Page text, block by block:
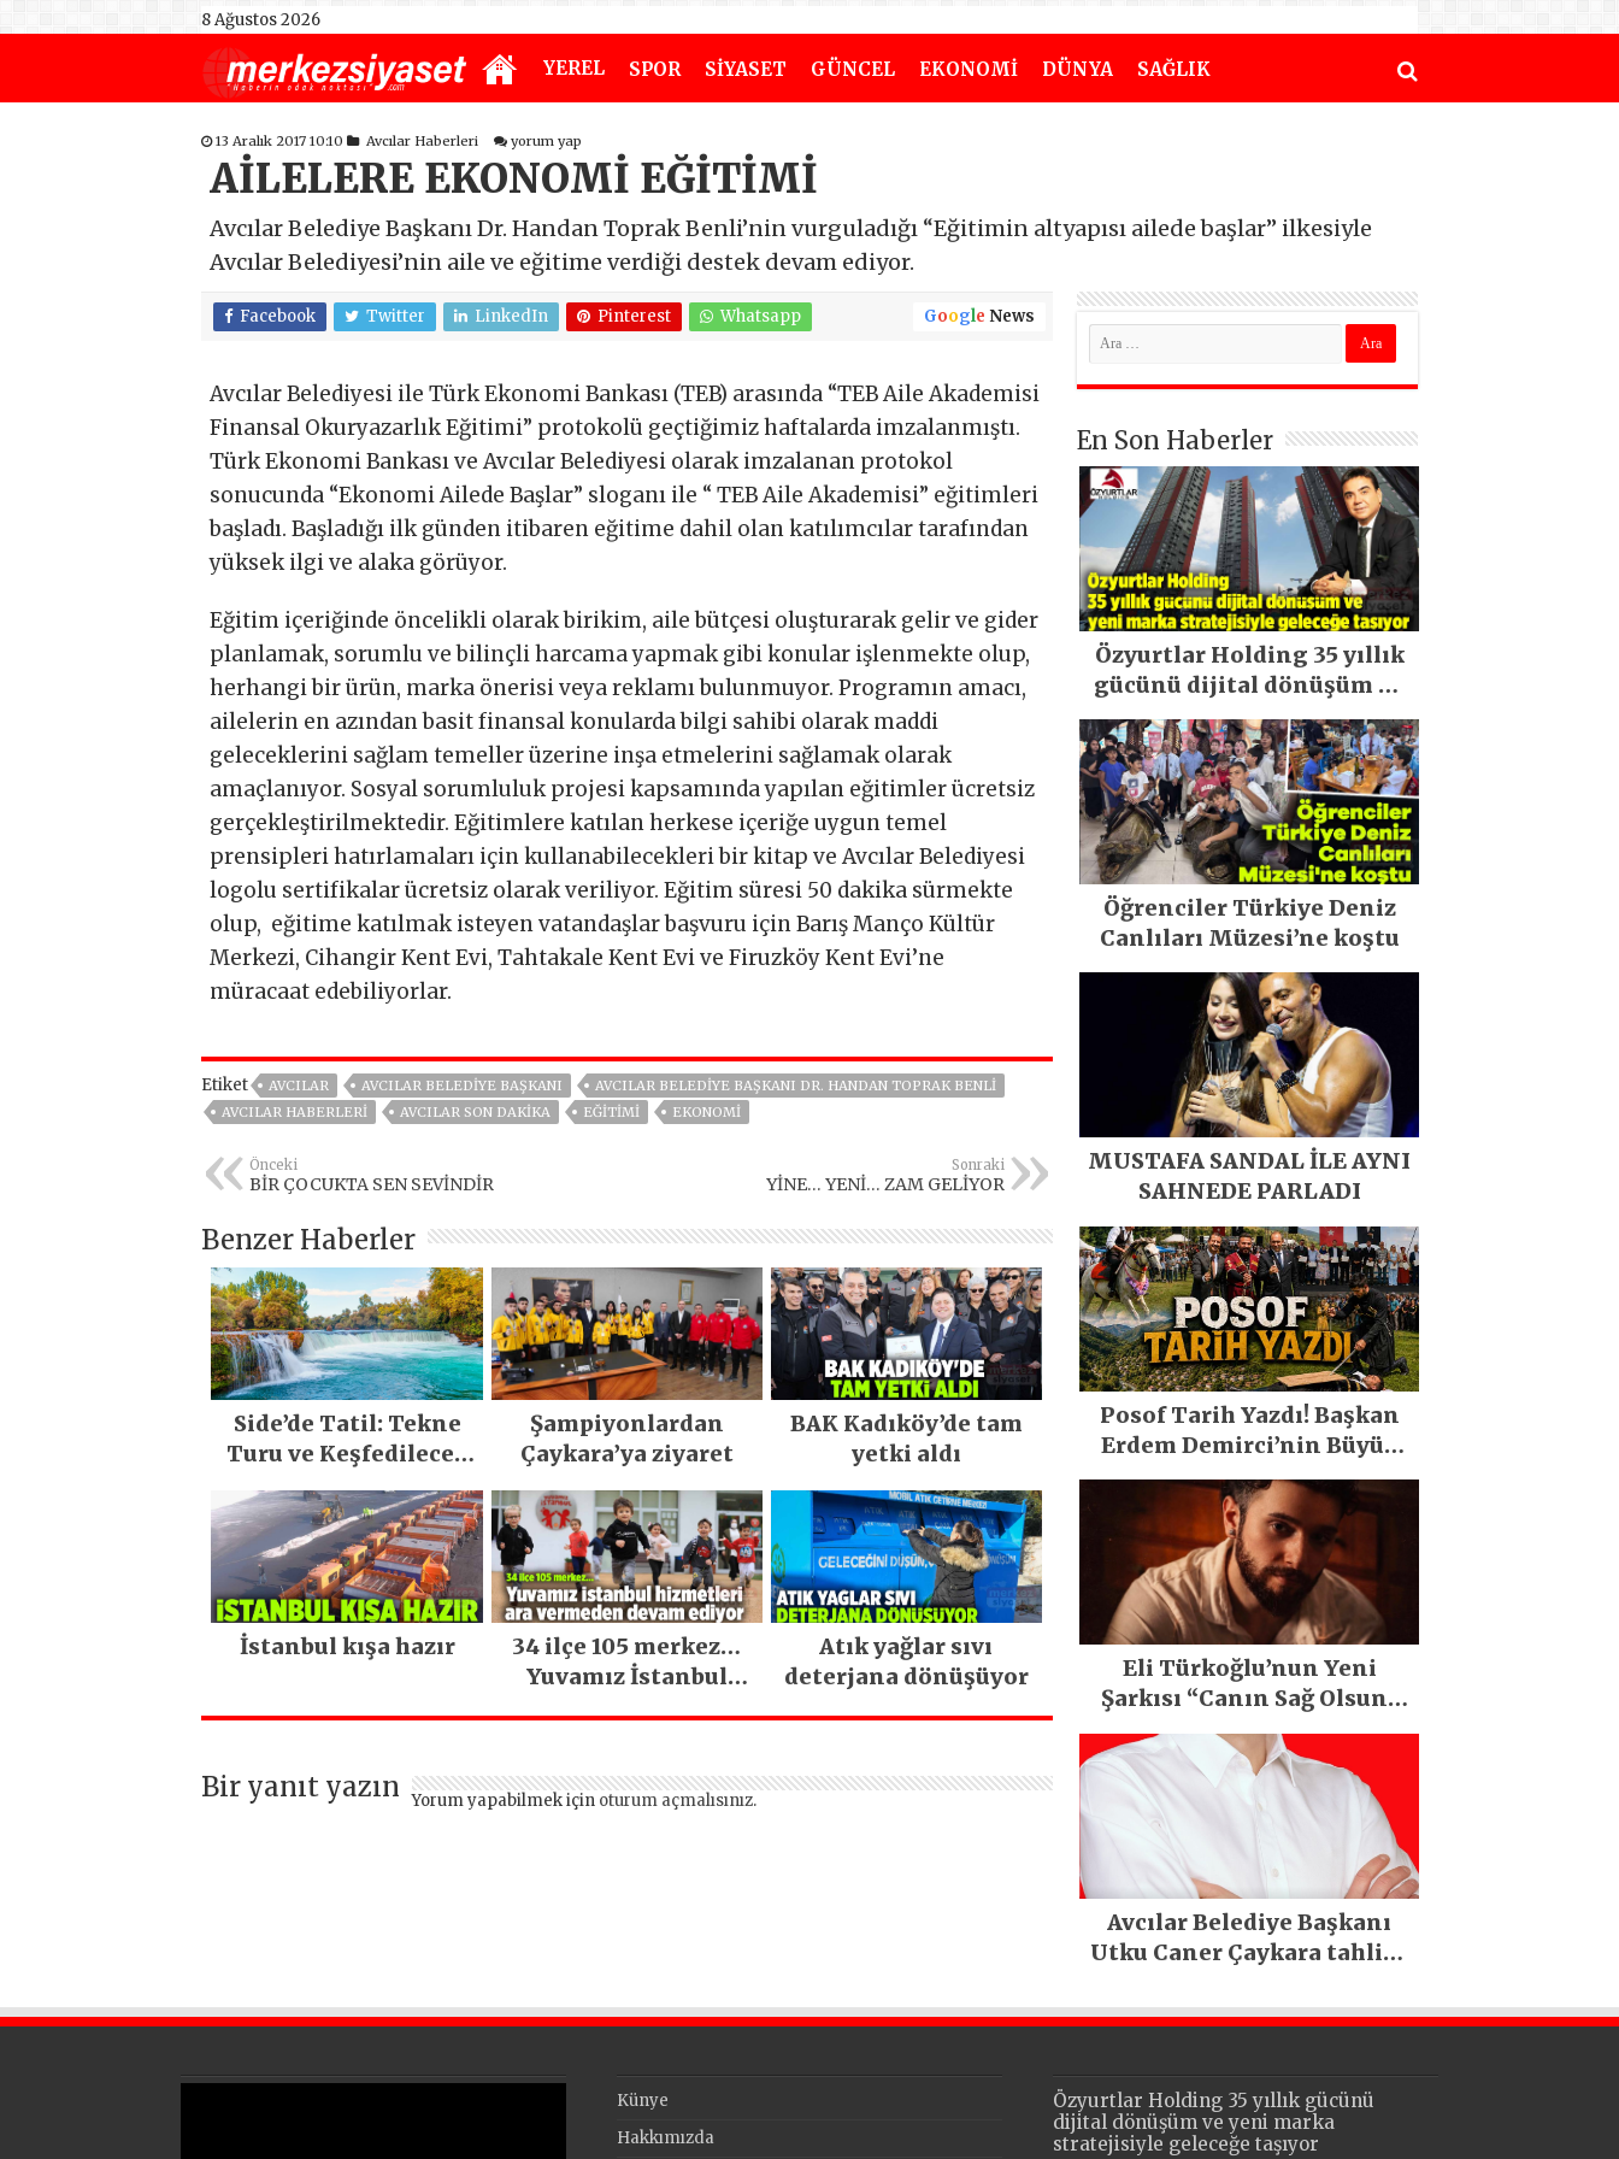
8 Ağustos 2026
YEREL SPOR SİYASET GÜNCEL EKONOMİ DÜNYA SAĞLIK
13 Aralık 2017 10:10 Avcılar Haberleri yorum yap
AİLELERE EKONOMİ EĞİTİMİ
Avcılar Belediye Başkanı Dr. Handan Toprak Benli’nin vurguladığı “Eğitimin altyapısı ailede başlar” ilkesiyle
Avcılar Belediyesi’nin aile ve eğitime verdiği destek devam ediyor.
Facebook Twitter LinkedIn Pinterest Whatsapp Google News
Avcılar Belediyesi ile Türk Ekonomi Bankası (TEB) arasında “TEB Aile Akademisi
Finansal Okuryazarlık Eğitimi” protokolü geçtiğimiz haftalarda imzalanmıştı.
Türk Ekonomi Bankası ve Avcılar Belediyesi olarak imzalanan protokol
sonucunda “Ekonomi Ailede Başlar” sloganı ile “ TEB Aile Akademisi” eğitimleri
başladı. Başladığı ilk günden itibaren eğitime dahil olan katılımcılar tarafından
yüksek ilgi ve alaka görüyor.
Eğitim içeriğinde öncelikli olarak birikim, aile bütçesi oluşturarak gelir ve gider
planlamak, sorumlu ve bilinçli harcama yapmak gibi konular işlenmekte olup,
herhangi bir ürün, marka önerisi veya reklamı bulunmuyor. Programın amacı,
ailelerin en azından basit finansal konularda bilgi sahibi olarak maddi
geleceklerini sağlam temeller üzerine inşa etmelerini sağlamak olarak
amaçlanıyor. Sosyal sorumluluk projesi kapsamında yapılan eğitimler ücretsiz
gerçekleştirilmektedir. Eğitimlere katılan herkese içeriğe uygun temel
prensipleri hatırlamaları için kullanabilecekleri bir kitap ve Avcılar Belediyesi
logolu sertifikalar ücretsiz olarak veriliyor. Eğitim süresi 50 dakika sürmekte
olup, eğitime katılmak isteyen vatandaşlar başvuru için Barış Manço Kültür
Merkezi, Cihangir Kent Evi, Tahtakale Kent Evi ve Firuzköy Kent Evi’ne
müracaat edebiliyorlar.
Etiket AVCILAR AVCILAR BELEDIYE BAŞKANI
AVCILAR BELEDIYE BAŞKANI DR. HANDAN TOPRAK BENLI
AVCILAR HABERLERI
AVCILAR SON DAKIKA EĞITIMI EKONOMİ
Önceki
BİR ÇOCUKTA SEN SEVİNDİR
Sonraki
YİNE… YENİ… ZAM GELİYOR
Benzer Haberler
Side’de Tatil: Tekne
Turu ve Keşfedilecek
Şampiyonlardan
Çaykara’ya ziyaret
BAK Kadıköy’de tam
yetki aldı
İstanbul kışa hazır
34 ilçe 105 merkez…
Yuvamız İstanbul
Atık yağlar sıvı
deterjana dönüşüyor
Bir yanıt yazın Yorum yapabilmek için oturum açmalısınız.
En Son Haberler
Özyurtlar Holding 35 yıllık
gücünü dijital dönüşüm ve
yeni marka stratejisiyle
geleceğe taşıyor
Öğrenciler Türkiye Deniz
Canlıları Müzesi’ne koştu
MUSTAFA SANDAL İLE AYNI
SAHNEDE PARLADI
Posof Tarih Yazdı! Başkan
Erdem Demirci’nin Büyük
Emeğiyle Son Yılların En
Büyük Festivali Gerçekleşti
Eli Türkoğlu’nun Yeni
Şarkısı “Canın Sağ Olsun”
Büyük İlgi Gördü!..
Avcılar Belediye Başkanı
Utku Caner Çaykara tahliye
Künye
Hakkımızda
Özyurtlar Holding 35 yıllık gücünü
dijital dönüşüm ve yeni marka
stratejisiyle geleceğe taşıyor